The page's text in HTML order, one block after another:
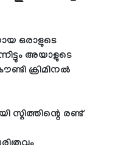
ഒരാളുടെ
അയാളുടെ
ക്രിമിനൽ
സ്മിത്തിന്റെ രണ്ട്